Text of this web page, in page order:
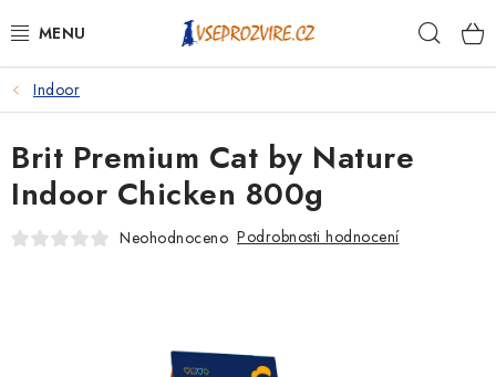
na
PSI
KOČKY
KONĚ
Indoor
Brit Premium Cat by Nature
Indoor Chicken 800g
Neohodnoceno Podrobnosti hodnocení